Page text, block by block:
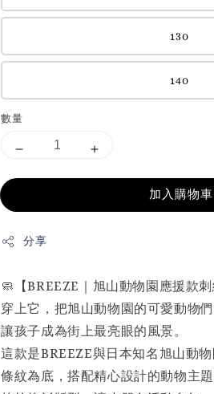
130
140
數量
加入購物車
分享
🧼【BREEZE｜旭山動物園應援款刺
穿上它，把旭山動物園的可愛動物
讓孩子成為街上最亮眼的風景。
這款是BREEZE與日本知名旭山動
條紋為底，搭配精心設計的動物主